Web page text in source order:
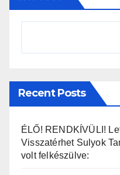
Recent Posts
ÉLŐ! RENDKÍVÜLI!
Visszatérhet Sulyok
volt felkészülve: